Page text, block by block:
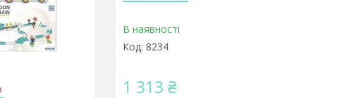
В наявності
Код: 8234
1 313 ₴